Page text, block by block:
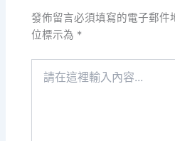
發佈留言必須填寫的電子郵件
位標示為 *